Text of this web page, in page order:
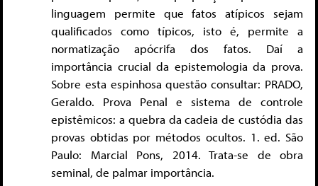
linguagem permite que fatos atípicos sejam
qualificados como típicos, isto é, permite a
normatização apócrifa dos fatos. Daí a
importância crucial da epistemologia da prova.
Sobre esta espinhosa questão consultar: PRADO,
Geraldo. Prova Penal e sistema de controle
epistêmicos: a quebra da cadeia de custódia das
provas obtidas por métodos ocultos. 1. ed. São
Paulo: Marcial Pons, 2014. Trata-se de obra
seminal, de palmar importância.